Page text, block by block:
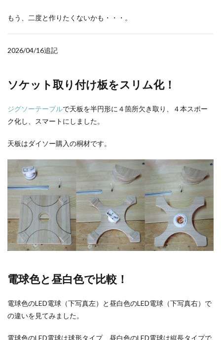
もう、二度と作りたくないかも・・・。
2026/04/16追記
ソケット取り付け板をスリム化！
ジグソーテーブルで天板を半円形に４箇所欠き取り、４本スポー
ク化し、スマートにしました。
天板はダイソー購入の桐材です。
電球色と昼白色で比較！
電球色のLED電球（下写真左）と昼白色のLED電球（下写真右）で
の違いを見てみました。
電球色のLED電球は球形タイプ、昼白色のLED電球は縦長タイプで